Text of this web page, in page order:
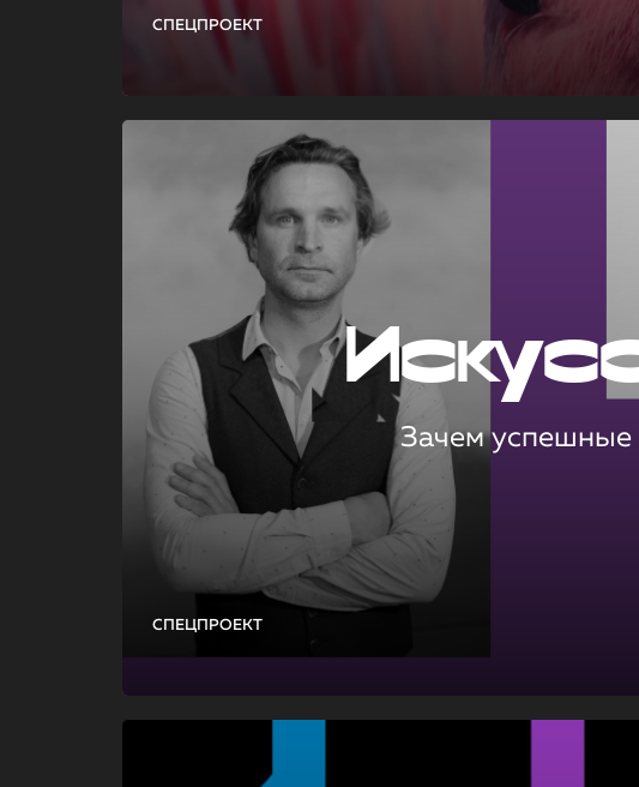
СПЕЦПРОЕКТ
СПЕЦПРОЕКТ
Зачем успешные